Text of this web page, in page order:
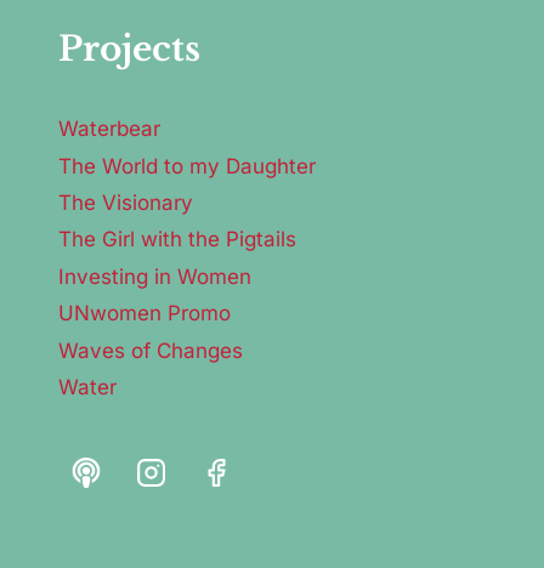
Projects
Waterbear
The World to my Daughter
The Visionary
The Girl with the Pigtails
Investing in Women
UNwomen Promo
Waves of Changes
Water